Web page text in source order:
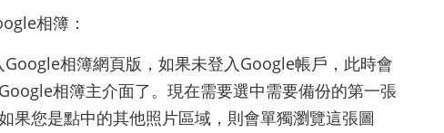
相簿：
Google相簿網頁版，如果未登入Google帳戶，此時會
相簿主介面了。現在需要選中需要備份的第一張
果您是點中的其他照片區域，則會單獨瀏覽這張圖